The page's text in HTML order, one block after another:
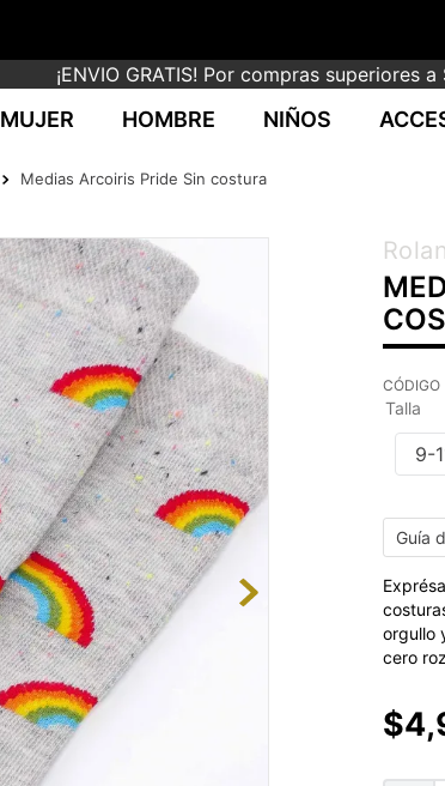
¡ENVIO GRATIS! Por compras superiores a
MUJER HOMBRE NIÑOS
Medias Arcoiris Pride Sin costura
Talla
9-
Guía
orgullo
cero
$4,